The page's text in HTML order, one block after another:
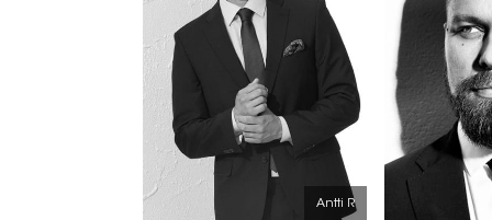
Antti R